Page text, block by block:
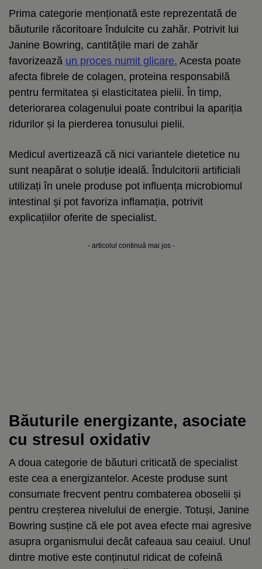
Prima categorie menționată este reprezentată de
băuturile răcoritoare îndulcite cu zahăr. Potrivit lui
Janine Bowring, cantitățile mari de zahăr
favorizează un proces numit glicare. Acesta poate
afecta fibrele de colagen, proteina responsabilă
pentru fermitatea și elasticitatea pielii. În timp,
deteriorarea colagenului poate contribui la apariția
ridurilor și la pierderea tonusului pielii.
Medicul avertizează că nici variantele dietetice nu
sunt neapărat o soluție ideală. Îndulcitorii artificiali
utilizați în unele produse pot influența microbiomul
intestinal și pot favoriza inflamația, potrivit
explicațiilor oferite de specialist.
- articolul continuă mai jos -
Băuturile energizante, asociate
cu stresul oxidativ
A doua categorie de băuturi criticată de specialist
este cea a energizantelor. Aceste produse sunt
consumate frecvent pentru combaterea oboselii și
pentru creșterea nivelului de energie. Totuși, Janine
Bowring susține că ele pot avea efecte mai agresive
asupra organismului decât cafeaua sau ceaiul. Unul
dintre motive este conținutul ridicat de cofeină